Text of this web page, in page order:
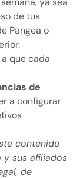
de tus
Pangea o
que cada
de
a configurar
contenido
y sus afiliados
de